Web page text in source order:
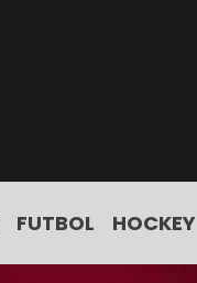
FUTBOL HOCKEY